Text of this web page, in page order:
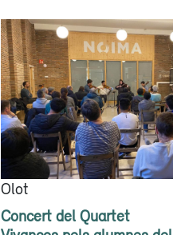
Olot
Concert del Quartet